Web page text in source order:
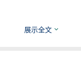
展示全文